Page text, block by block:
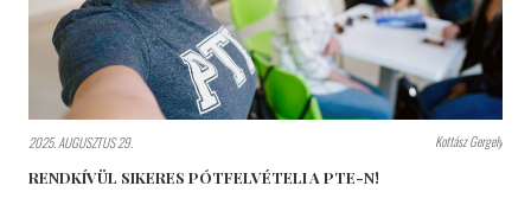
2025. AUGUSZTUS 29. Kottász Gergely
RENDKÍVÜL SIKERES PÓTFELVÉTELI A PTE-N!